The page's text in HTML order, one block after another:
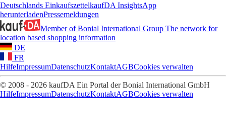
Deutschlands EinkaufszettelkaufDA InsightsApp
herunterladenPressemeldungen
Member of Bonial International Group The network for
location based shopping information
DE
FR
HilfeImpressumDatenschutzKontaktAGBCookies verwalten
© 2008 - 2026 kaufDA Ein Portal der Bonial International GmbH
HilfeImpressumDatenschutzKontaktAGBCookies verwalten